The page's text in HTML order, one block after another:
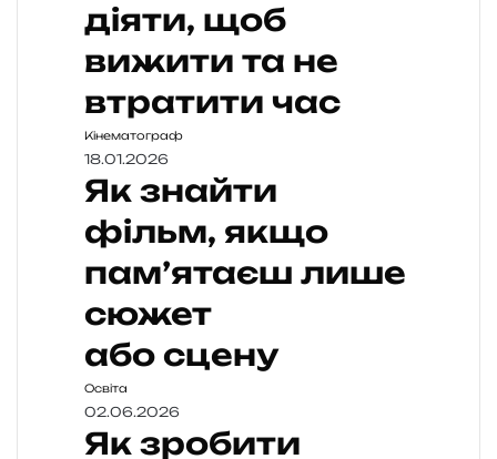
діяти, щоб
вижити та не
втратити час
Кінематограф
18.01.2026
Як знайти
фільм, якщо
пам’ятаєш лише
сюжет
або сцену
Освіта
02.06.2026
Як зробити